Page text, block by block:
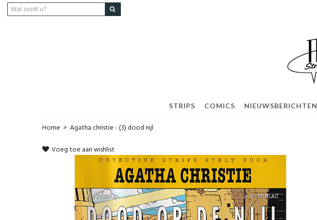
STRIPS COMICS NIEUWSBERICHTEN
Home > Agatha christie - (3) dood nijl
Voeg toe aan wishlist